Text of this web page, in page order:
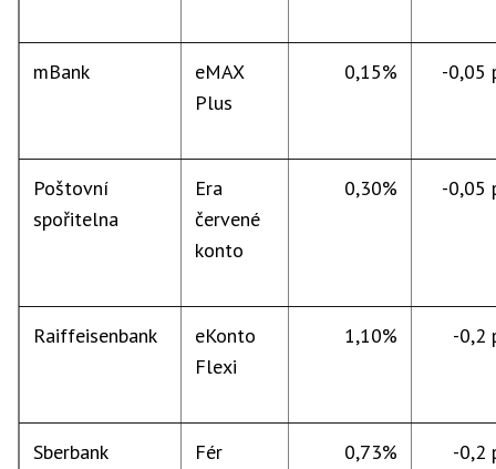
mBank
eMAX
Plus
0,15% -0,05
Poštovní
spořitelna
Era
červené
konto
0,30% -0,05
Raiffeisenbank
eKonto
Flexi
1,10% -0,2
Sberbank
Fér
0,73% -0,2